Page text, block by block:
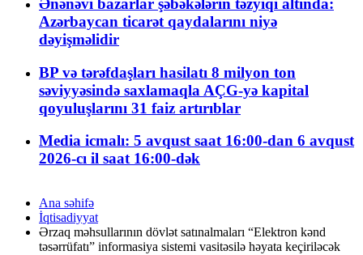
Ənənəvi bazarlar şəbəkələrin təzyiqi altında:
Azərbaycan ticarət qaydalarını niyə
dəyişməlidir
BP və tərəfdaşları hasilatı 8 milyon ton
səviyyəsində saxlamaqla AÇG-yə kapital
qoyuluşlarını 31 faiz artırıblar
Media icmalı: 5 avqust saat 16:00-dan 6 avqust
2026-cı il saat 16:00-dək
Ana səhifə
İqtisadiyyat
Ərzaq məhsullarının dövlət satınalmaları “Elektron kənd
təsərrüfatı” informasiya sistemi vasitəsilə həyata keçiriləcək